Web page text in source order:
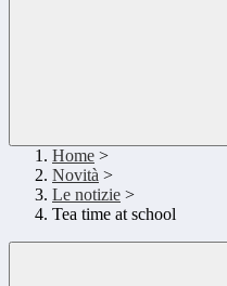
Home >
Novità >
Le notizie >
Tea time at school